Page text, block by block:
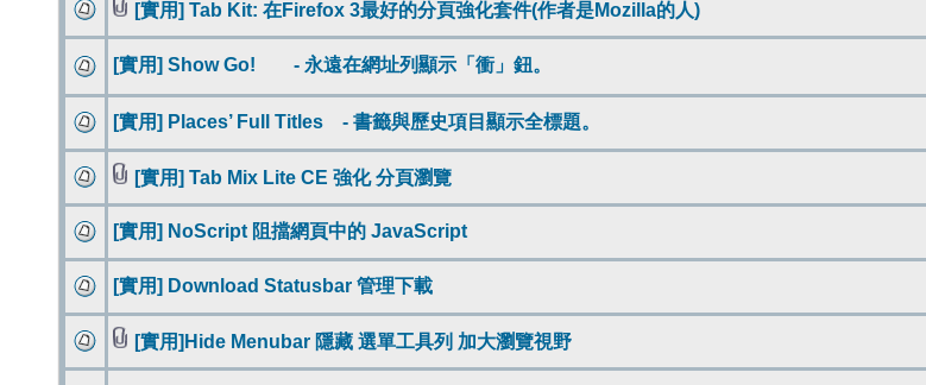
[實用] Tab Kit: 在Firefox 3最好的分頁強化套件(作者是Mozilla的人)
[實用] Show Go! - 永遠在網址列顯示「衝」鈕。
[實用] Places’ Full Titles - 書籤與歷史項目顯示全標題。
[實用] Tab Mix Lite CE 強化 分頁瀏覽
[實用] NoScript 阻擋網頁中的 JavaScript
[實用] Download Statusbar 管理下載
[實用]Hide Menubar 隱藏 選單工具列 加大瀏覽視野